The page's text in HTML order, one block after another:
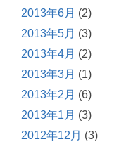
2013年6月 (2)
2013年5月 (3)
2013年4月 (2)
2013年3月 (1)
2013年2月 (6)
2013年1月 (3)
2012年12月 (3)